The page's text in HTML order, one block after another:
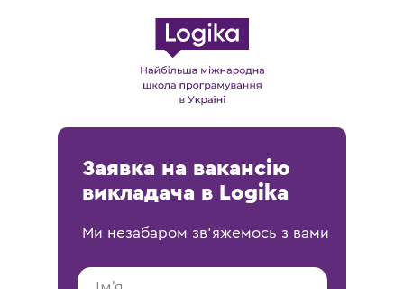
Заявка на вакансію
викладача в Logika
Ми незабаром зв'яжемось з вами